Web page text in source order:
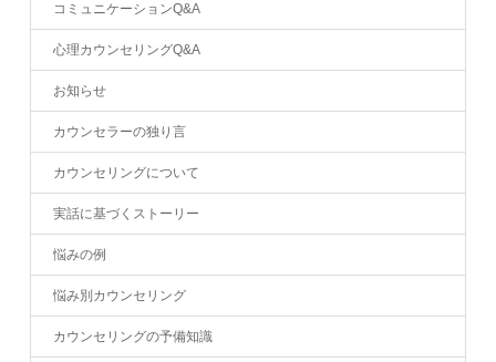
コミュニケーションQ&A
心理カウンセリングQ&A
お知らせ
カウンセラーの独り言
カウンセリングについて
実話に基づくストーリー
悩みの例
悩み別カウンセリング
カウンセリングの予備知識